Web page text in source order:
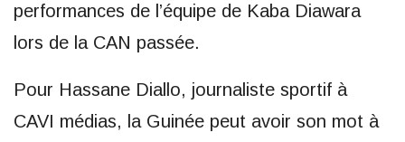
performances de l’équipe de Kaba Diawara
lors de la CAN passée.
Pour Hassane Diallo, journaliste sportif à
CAVI médias, la Guinée peut avoir son mot à